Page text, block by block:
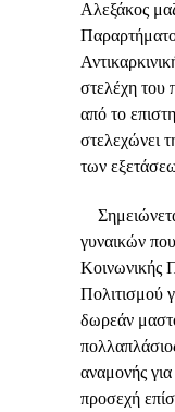
Αλεξάκος
στελέχη του
από το
στελεχώνει
των
γυναικών
Κοινωνικής
Πολιτισμού
δωρεάν
αναμονής
προσεχή